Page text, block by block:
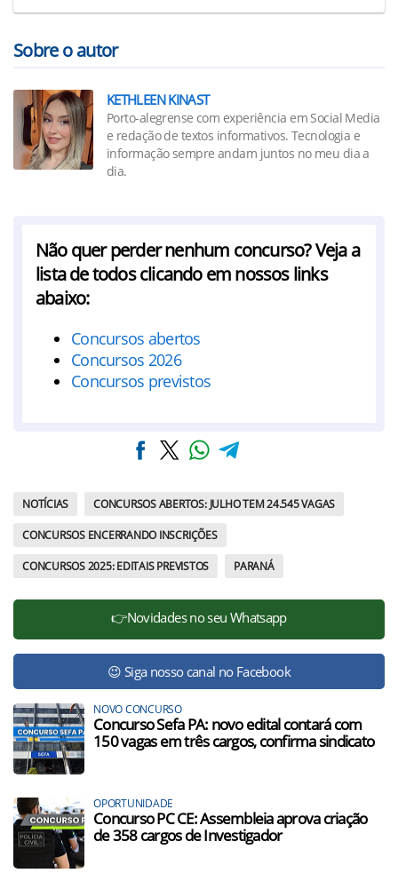
Sobre o autor
KETHLEEN KINAST
Porto-alegrense com experiência em Social Media
e redação de textos informativos. Tecnologia e
informação sempre andam juntos no meu dia a
dia.
Não quer perder nenhum concurso? Veja a
lista de todos clicando em nossos links
abaixo:
Concursos abertos
Concursos 2026
Concursos previstos
NOTÍCIAS CONCURSOS ABERTOS: JULHO TEM 24.545 VAGAS
CONCURSOS ENCERRANDO INSCRIÇÕES
CONCURSOS 2025: EDITAIS PREVISTOS PARANÁ
👉Novidades no seu Whatsapp
😉 Siga nosso canal no Facebook
NOVO CONCURSO
Concurso Sefa PA: novo edital contará com
150 vagas em três cargos, confirma sindicato
OPORTUNIDADE
Concurso PC CE: Assembleia aprova criação
de 358 cargos de Investigador